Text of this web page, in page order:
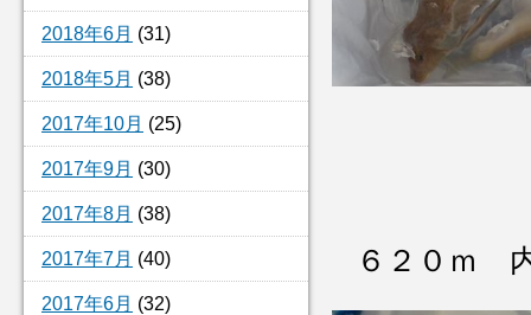
2018年6月 (31)
2018年5月 (38)
2017年10月 (25)
2017年9月 (30)
2017年8月 (38)
2017年7月 (40)
2017年6月 (32)
６２０ｍ